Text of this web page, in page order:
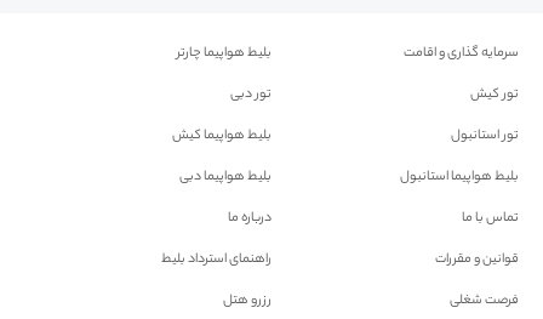
سرمایه گذاری و اقامت
بلیط هواپیما چارتر
تور کیش
تور دبی
تور استانبول
بلیط هواپیما کیش
بلیط هواپیما استانبول
بلیط هواپیما دبی
تماس با ما
درباره ما
قوانین و مقررات
راهنمای استرداد بلیط
فرصت شغلی
رزرو هتل